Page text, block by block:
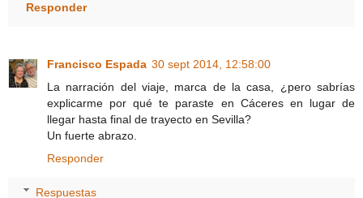
Responder
Francisco Espada 30 sept 2014, 12:58:00
La narración del viaje, marca de la casa, ¿pero sabrías
explicarme por qué te paraste en Cáceres en lugar de
llegar hasta final de trayecto en Sevilla?
Un fuerte abrazo.
Responder
Respuestas